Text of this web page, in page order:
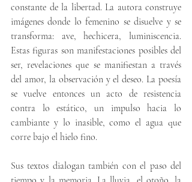
constante de la libertad. La autora construye
imágenes donde lo femenino se disuelve y se
transforma: ave, hechicera, luminiscencia.
Estas figuras son manifestaciones posibles del
ser, revelaciones que se manifiestan a través
del amor, la observación y el deseo. La poesía
se vuelve entonces un acto de resistencia
contra lo estático, un impulso hacia lo
cambiante y lo inasible, como el agua que
corre bajo el hielo fino.
Sus textos dialogan también con el paso del